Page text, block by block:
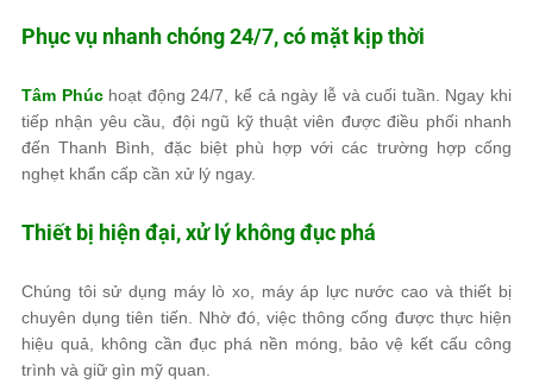
Phục vụ nhanh chóng 24/7, có mặt kịp thời
Tâm Phúchoạt động 24/7, kể cả ngày lễ và cuối tuần. Ngay khi
tiếp nhận yêu cầu, đội ngũ kỹ thuật viên được điều phối nhanh
đến Thanh Bình, đặc biệt phù hợp với các trường hợp cống
nghẹt khẩn cấp cần xử lý ngay.
Thiết bị hiện đại, xử lý không đục phá
Chúng tôi sử dụng máy lò xo, máy áp lực nước cao và thiết bị
chuyên dụng tiên tiến. Nhờ đó, việc thông cống được thực hiện
hiệu quả, không cần đục phá nền móng, bảo vệ kết cấu công
trình và giữ gìn mỹ quan.